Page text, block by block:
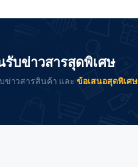
รับข่าวสารสุดพิเศษ
บข่าวสารสินค้า และข้อเสนอสุดพิเศษ